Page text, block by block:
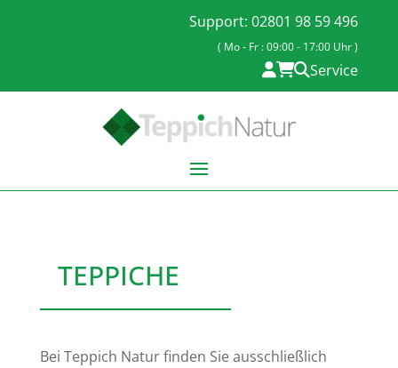
Support: 02801 98 59 496
( Mo - Fr : 09:00 - 17:00 Uhr )
Service
TEPPICHE
Bei Teppich Natur finden Sie ausschließlich